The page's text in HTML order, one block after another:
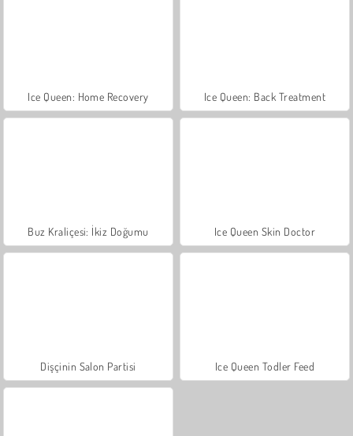
Ice Queen: Home Recovery Ice Queen: Back Treatment
Buz Kraliçesi: İkiz Doğumu Ice Queen Skin Doctor
Dişçinin Salon Partisi Ice Queen Todler Feed